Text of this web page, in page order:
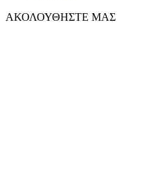
ΑΚΟΛΟΥΘΗΣΤΕ ΜΑΣ